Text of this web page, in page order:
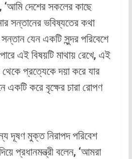
‘আমি দেশের সকলের কাছে
সন্তানের ভবিষ্যতের কথা
যেন একটি সুন্দর পরিবেশে
এই বিষয়টি মাথায় রেখে, এই
প্রত্যেকে দয়া করে যার
একটি করে বৃক্ষের চারা রোপণ
দূষণ মুক্ত নিরাপদ পরিবেশ
প্রধানমন্ত্রী বলেন, ‘আমরা